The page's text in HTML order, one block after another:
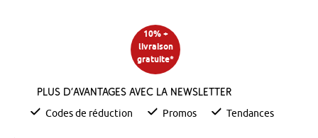
10% +
livraison
gratuite*
Plus d’avantages avec la newsletter
Codes de réduction Promos Tendances